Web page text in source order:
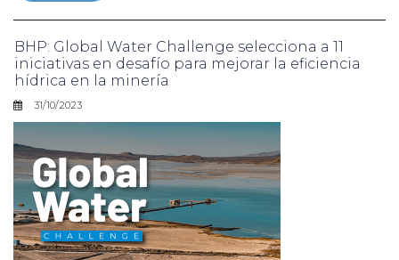
BHP: Global Water Challenge selecciona a 11
iniciativas en desafío para mejorar la eficiencia
hídrica en la minería
31/10/2023